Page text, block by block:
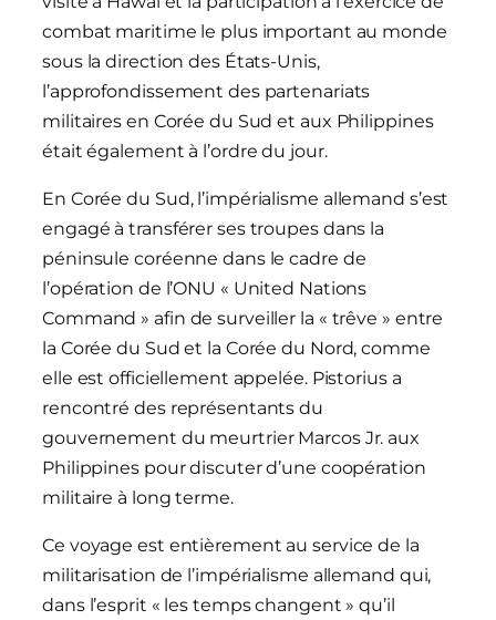
combat maritime le plus important au monde
sous la direction des États-Unis,
l’approfondissement des partenariats
militaires en Corée du Sud et aux Philippines
était également à l’ordre du jour.
En Corée du Sud, l’impérialisme allemand s’est
engagé à transférer ses troupes dans la
péninsule coréenne dans le cadre de
l’opération de l’ONU « United Nations
Command » afin de surveiller la « trêve » entre
la Corée du Sud et la Corée du Nord, comme
elle est officiellement appelée. Pistorius a
rencontré des représentants du
gouvernement du meurtrier Marcos Jr. aux
Philippines pour discuter d’une coopération
militaire à long terme.
Ce voyage est entièrement au service de la
militarisation de l’impérialisme allemand qui,
dans l’esprit « les temps changent » qu’il